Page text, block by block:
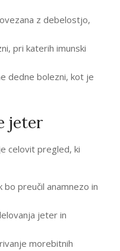
z debelostjo,
pri katerih imunski
dedne bolezni, kot je
jeter
celovit pregled, ki
bo preučil anamnezo in
jeter in
morebitnih